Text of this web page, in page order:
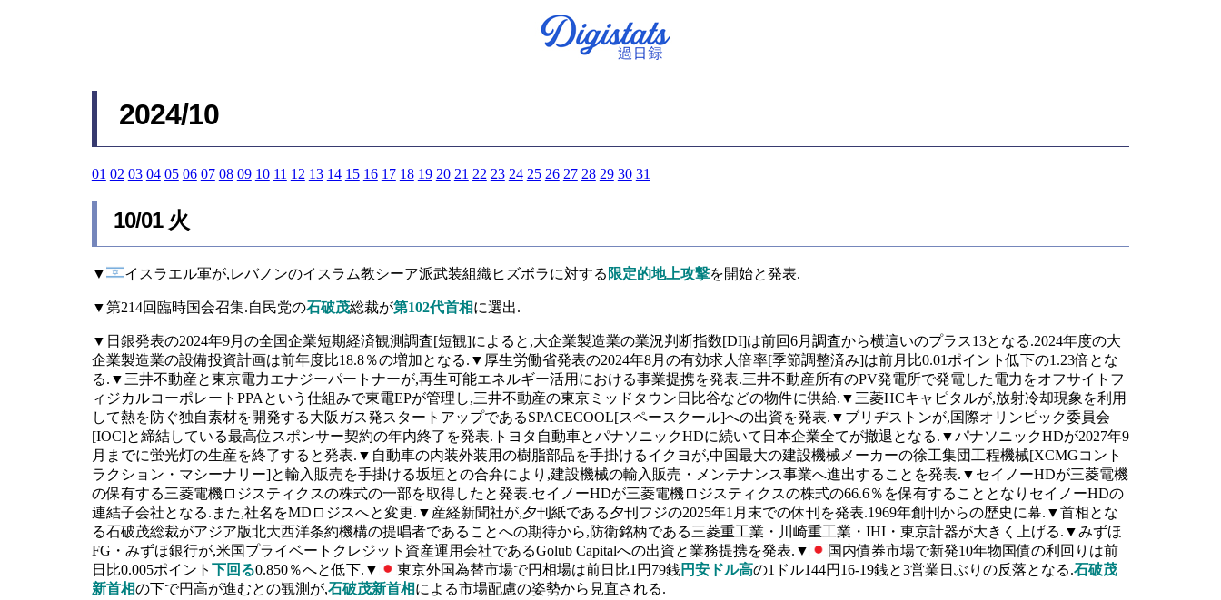
2024/10
01 02 03 04 05 06 07 08 09 10 11 12 13 14 15 16 17 18 19 20 21 22 23 24 25 26 27 28 29 30 31
10/01 火
▼ イスラエル軍が,レバノンのイスラム教シーア派武装組織ヒズボラに対する 限定的地上攻撃を開始と発表.
▼第214回臨時国会召集.自民党の石破茂総裁が第102代首相に選出.
▼日銀発表の2024年9月の全国企業短期経済観測調査[短観]によると,大企業製造業の業況判断指数[DI]は前回6月調査から横這いのプラス13となる.2024年度の大
企業製造業の設備投資計画は前年度比18.8％の増加となる.▼厚生労働省発表の2024年8月の有効求人倍率[季節調整済み]は前月比0.01ポイント低下の1.23倍とな
る.▼三井不動産と東京電力エナジーパートナーが,再生可能エネルギー活用における事業提携を発表.三井不動産所有のPV発電所で発電した電力をオフサイトフ
ィジカルコーポレートPPAという仕組みで東電EPが管理し,三井不動産の東京ミッドタウン日比谷などの物件に供給.▼三菱HCキャピタルが,放射冷却現象を利用
して熱を防ぐ独自素材を開発する大阪ガス発スタートアップであるSPACECOOL[スペースクール]への出資を発表.▼ブリヂストンが,国際オリンピック委員会
[IOC]と締結している最高位スポンサー契約の年内終了を発表.トヨタ自動車とパナソニックHDに続いて日本企業全てが撤退となる.▼パナソニックHDが2027年9
月までに蛍光灯の生産を終了すると発表.▼自動車の内装外装用の樹脂部品を手掛けるイクヨが,中国最大の建設機械メーカーの徐工集団工程機械[XCMGコント
ラクション・マシーナリー]と輸入販売を手掛ける坂垣との合弁により,建設機械の輸入販売・メンテナンス事業へ進出することを発表.▼セイノーHDが三菱電機
の保有する三菱電機ロジスティクスの株式の一部を取得したと発表.セイノーHDが三菱電機ロジスティクスの株式の66.6％を保有することとなりセイノーHDの
連結子会社となる.また,社名をMDロジスへと変更.▼産経新聞社が,夕刊紙である夕刊フジの2025年1月末での休刊を発表.1969年創刊からの歴史に幕.▼首相とな
る石破茂総裁がアジア版北大西洋条約機構の提唱者であることへの期待から,防衛銘柄である三菱重工業・川崎重工業・IHI・東京計器が大きく上げる.▼みずほ
FG・みずほ銀行が,米国プライベートクレジット資産運用会社であるGolub Capitalへの出資と業務提携を発表.▼
国内債券市場で新発10年物国債の利回りは前
日比0.005ポイント 下回る0.850％へと低下.▼ 東京外国為替市場で円相場は前日比1円79銭 円安ドル高の1ドル144円16-19銭と3営業日ぶりの反落となる.石破茂
新首相の下で円高が進むとの観測が,石破茂新首相による市場配慮の姿勢から見直される.